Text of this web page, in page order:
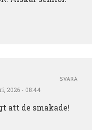
2026 - 08:44
att de smakade!
SVARA